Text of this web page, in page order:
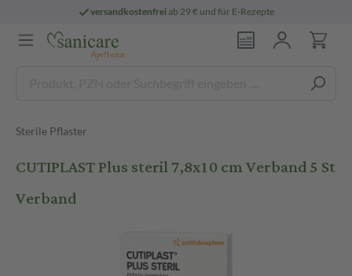
versandkostenfreiab 29 € und für E-Rezepte
Sterile Pflaster
CUTIPLAST Plus steril 7,8x10 cm Verband 5 St
Verband